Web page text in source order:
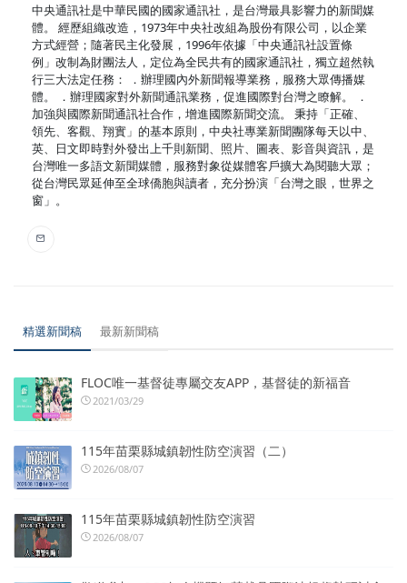
中央通訊社是中華民國的國家通訊社，是台灣最具影響力的新聞媒
體。 經歷組織改造，1973年中央社改組為股份有限公司，以企業
方式經營；隨著民主化發展，1996年依據「中央通訊社設置條
例」改制為財團法人，定位為全民共有的國家通訊社，獨立超然執
行三大法定任務： ．辦理國內外新聞報導業務，服務大眾傳播媒
體。 ．辦理國家對外新聞通訊業務，促進國際對台灣之瞭解。 ．
加強與國際新聞通訊社合作，增進國際新聞交流。 秉持「正確、
領先、客觀、翔實」的基本原則，中央社專業新聞團隊每天以中、
英、日文即時對外發出上千則新聞、照片、圖表、影音與資訊，是
台灣唯一多語文新聞媒體，服務對象從媒體客戶擴大為閱聽大眾；
從台灣民眾延伸至全球僑胞與讀者，充分扮演「台灣之眼，世界之
窗」。
精選新聞稿 最新新聞稿
FLOC唯一基督徒專屬交友APP，基督徒的新福音
2021/03/29
115年苗栗縣城鎮韌性防空演習（二）
2026/08/07
115年苗栗縣城鎮韌性防空演習
2026/08/07